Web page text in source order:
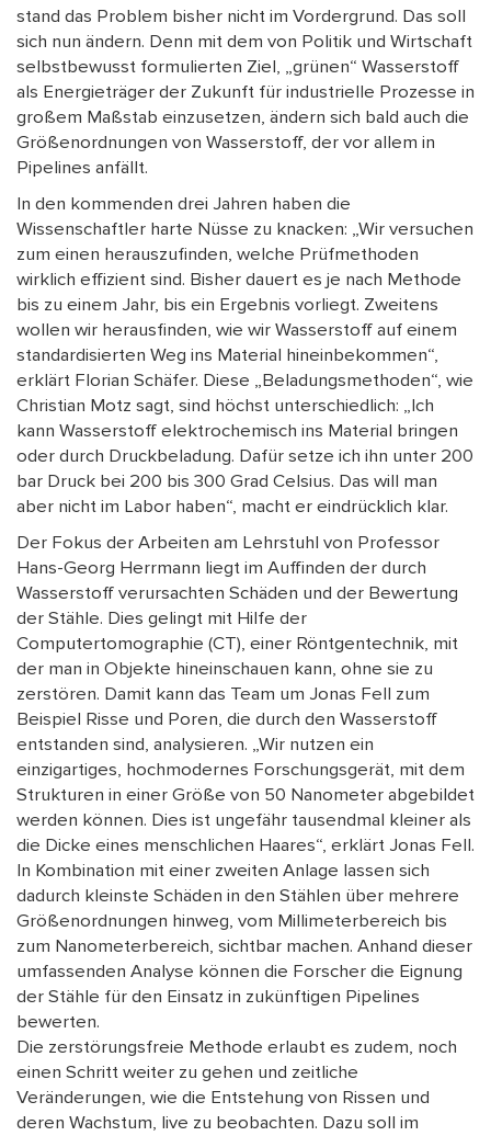
stand das Problem bisher nicht im Vordergrund. Das soll
sich nun ändern. Denn mit dem von Politik und Wirtschaft
selbstbewusst formulierten Ziel, „grünen“ Wasserstoff
als Energieträger der Zukunft für industrielle Prozesse in
großem Maßstab einzusetzen, ändern sich bald auch die
Größenordnungen von Wasserstoff, der vor allem in
Pipelines anfällt.
In den kommenden drei Jahren haben die
Wissenschaftler harte Nüsse zu knacken: „Wir versuchen
zum einen herauszufinden, welche Prüfmethoden
wirklich effizient sind. Bisher dauert es je nach Methode
bis zu einem Jahr, bis ein Ergebnis vorliegt. Zweitens
wollen wir herausfinden, wie wir Wasserstoff auf einem
standardisierten Weg ins Material hineinbekommen“,
erklärt Florian Schäfer. Diese „Beladungsmethoden“, wie
Christian Motz sagt, sind höchst unterschiedlich: „Ich
kann Wasserstoff elektrochemisch ins Material bringen
oder durch Druckbeladung. Dafür setze ich ihn unter 200
bar Druck bei 200 bis 300 Grad Celsius. Das will man
aber nicht im Labor haben“, macht er eindrücklich klar.
Der Fokus der Arbeiten am Lehrstuhl von Professor
Hans-Georg Herrmann liegt im Auffinden der durch
Wasserstoff verursachten Schäden und der Bewertung
der Stähle. Dies gelingt mit Hilfe der
Computertomographie (CT), einer Röntgentechnik, mit
der man in Objekte hineinschauen kann, ohne sie zu
zerstören. Damit kann das Team um Jonas Fell zum
Beispiel Risse und Poren, die durch den Wasserstoff
entstanden sind, analysieren. „Wir nutzen ein
einzigartiges, hochmodernes Forschungsgerät, mit dem
Strukturen in einer Größe von 50 Nanometer abgebildet
werden können. Dies ist ungefähr tausendmal kleiner als
die Dicke eines menschlichen Haares“, erklärt Jonas Fell.
In Kombination mit einer zweiten Anlage lassen sich
dadurch kleinste Schäden in den Stählen über mehrere
Größenordnungen hinweg, vom Millimeterbereich bis
zum Nanometerbereich, sichtbar machen. Anhand dieser
umfassenden Analyse können die Forscher die Eignung
der Stähle für den Einsatz in zukünftigen Pipelines
bewerten.
Die zerstörungsfreie Methode erlaubt es zudem, noch
einen Schritt weiter zu gehen und zeitliche
Veränderungen, wie die Entstehung von Rissen und
deren Wachstum, live zu beobachten. Dazu soll im